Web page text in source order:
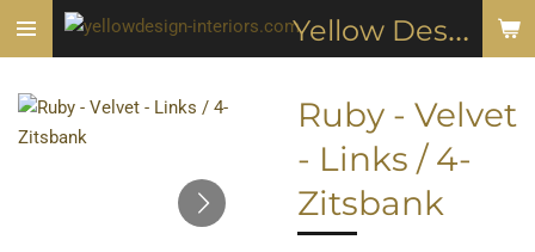
Ga
direct
de
hoofdinhoud
Y
ellow Design & Interiors
Ruby - Velvet
- Links / 4-
Zitsbank